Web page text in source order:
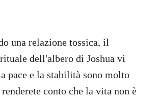
una relazione tossica, il
dell'albero di Joshua vi
pace e la stabilità sono molto
conto che la vita non è